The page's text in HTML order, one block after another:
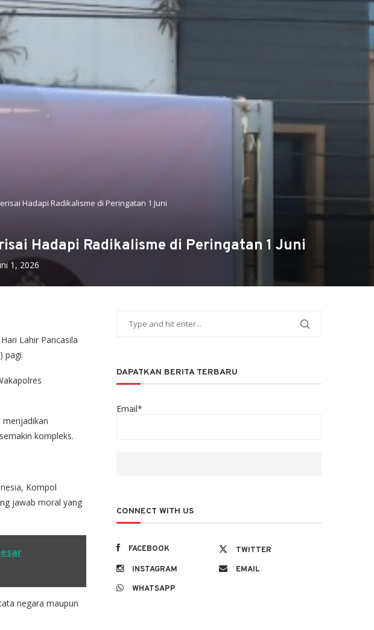
Hadapi Radikalisme di Peringatan 1 Juni
Hadapi Radikalisme di Peringatan 1 Juni
1, 2026
Lahir Pancasila
pagi.
menjadikan
kompleks.
Kompol
jawab moral yang
negara maupun
DAPATKAN BERITA TERBARU
Email*
CONNECT WITH US
FACEBOOK
TWITTER
INSTAGRAM
EMAIL
WHATSAPP